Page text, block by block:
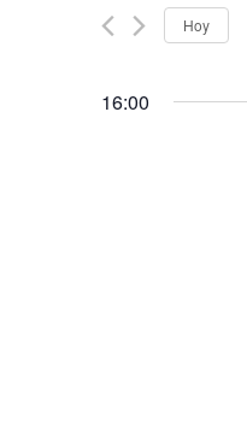
búsqueda
Busca
Eventos
palabra
Hoy
16:00